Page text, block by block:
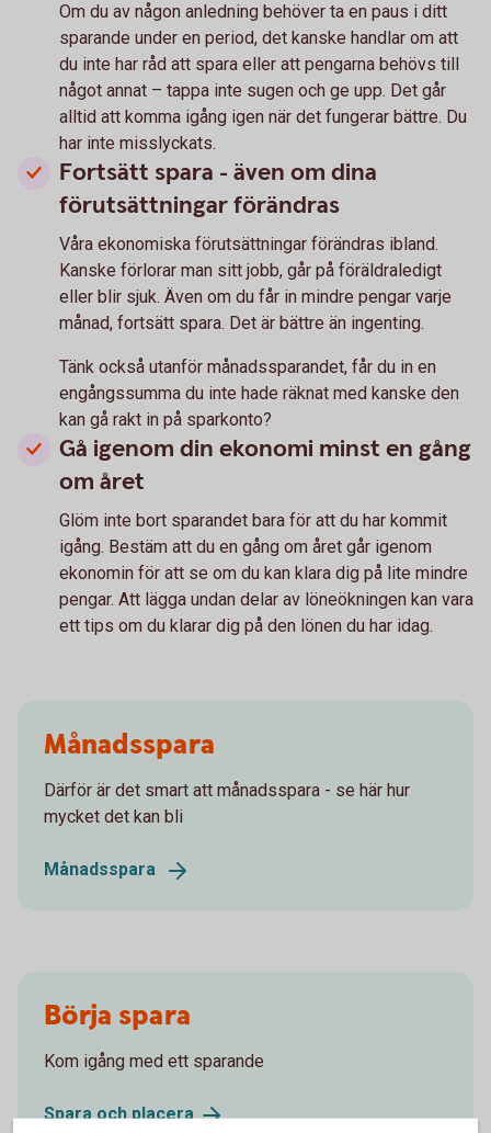
Om du av någon anledning behöver ta en paus i ditt
sparande under en period, det kanske handlar om att
du inte har råd att spara eller att pengarna behövs till
något annat – tappa inte sugen och ge upp. Det går
alltid att komma igång igen när det fungerar bättre. Du
har inte misslyckats.
Fortsätt spara - även om dina
förutsättningar förändras
Våra ekonomiska förutsättningar förändras ibland.
Kanske förlorar man sitt jobb, går på föräldraledigt
eller blir sjuk. Även om du får in mindre pengar varje
månad, fortsätt spara. Det är bättre än ingenting.
Tänk också utanför månadssparandet, får du in en
engångssumma du inte hade räknat med kanske den
kan gå rakt in på sparkonto?
Gå igenom din ekonomi minst en gång
om året
Glöm inte bort sparandet bara för att du har kommit
igång. Bestäm att du en gång om året går igenom
ekonomin för att se om du kan klara dig på lite mindre
pengar. Att lägga undan delar av löneökningen kan vara
ett tips om du klarar dig på den lönen du har idag.
Månadsspara
Därför är det smart att månadsspara - se här hur
mycket det kan bli
Månadsspara
Börja spara
Kom igång med ett sparande
Spara ochplacera